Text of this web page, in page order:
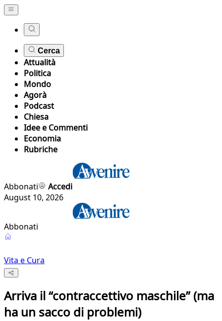
Cerca
Attualità
Politica
Mondo
Agorà
Podcast
Chiesa
Idee e Commenti
Economia
Rubriche
Abbonati
Accedi
August 10, 2026
Abbonati
Vita e Cura
Arriva il “contraccettivo maschile” (ma
ha un sacco di problemi)